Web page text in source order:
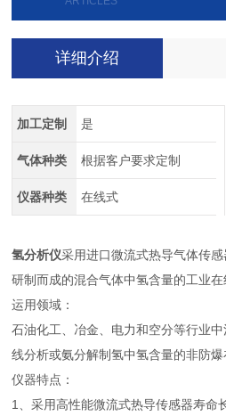
详细介绍
加工定制 是
气体种类 根据客户要求定制
仪器种类 在线式
氢分析仪采用进口微流式热导气体传
研制而成的混合气体中氢含量的工业在
运用领域：
石油化工、冶金、电力和空分等行业
线分析或氨分解制氢中氢含量的非防爆
仪器特点：
1、采用高性能微流式热导传感器寿命